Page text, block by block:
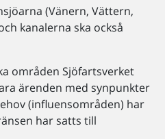
(Vänern, Vättern,
kanalerna ska också
områden Sjöfartsverket
ärenden med synpunkter
(influensområden) har
har satts till